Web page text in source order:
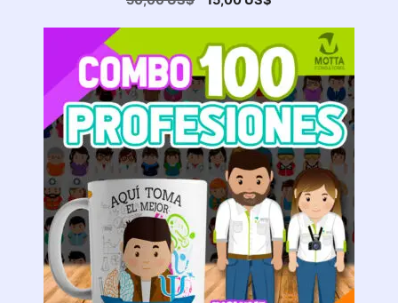
era:
50,00 US$.
es:
15,00 US$.